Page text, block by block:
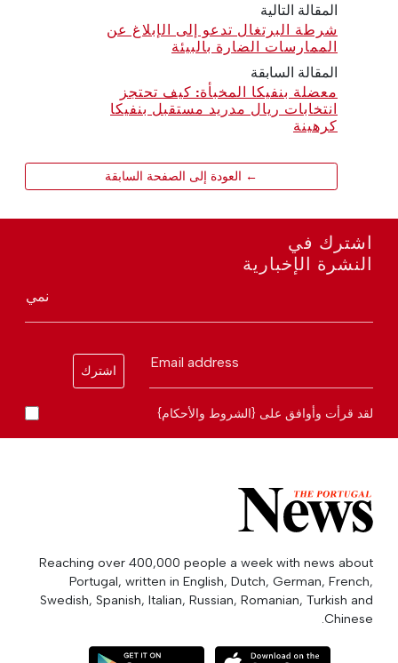
المقالة التالية
شرطة البرتغال تدعو إلى الإبلاغ عن
الممارسات الضارة بالبيئة
المقالة السابقة
معضلة بنفيكا المخبأة: كيف تحتجز
انتخابات ريال مدريد مستقبل بنفيكا
كرهينة
← العودة إلى الصفحة السابقة
اشترك في
النشرة الإخبارية
نمي
Email address
اشترك
لقد قرأت وأوافق على {الشروط والأحكام}
Reaching over 400,000 people a week with news about
Portugal, written in English, Dutch, German, French,
Swedish, Spanish, Italian, Russian, Romanian, Turkish and
Chinese.